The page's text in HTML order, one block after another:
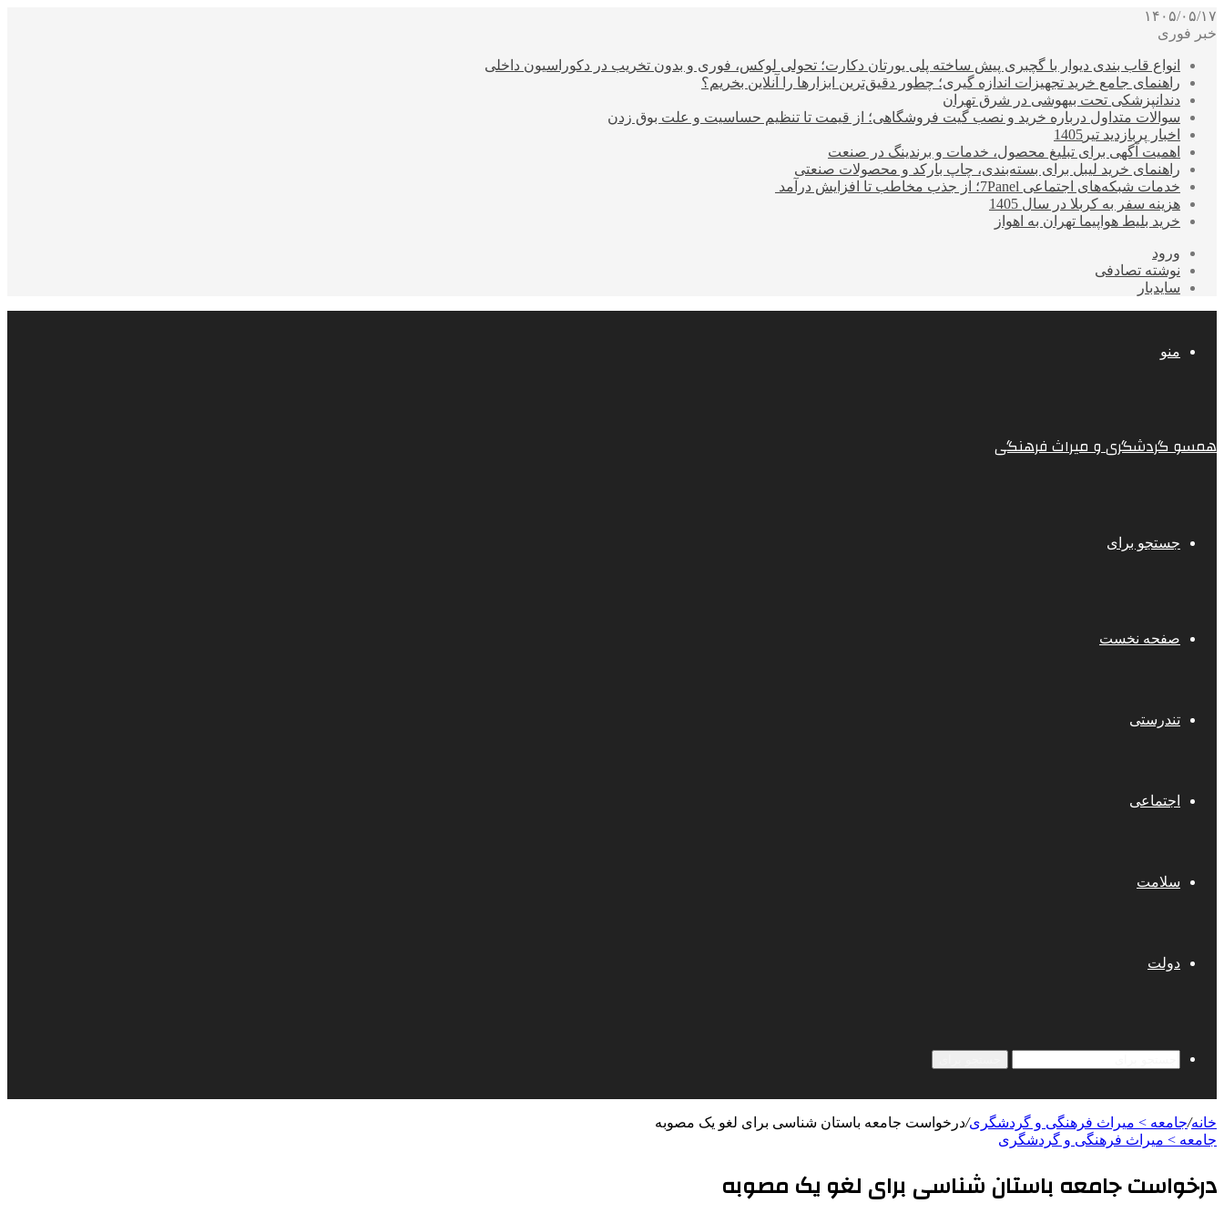
۱۴۰۵/۰۵/۱۷
خبر فوری
انواع قاب بندی دیوار با گچبری پیش ساخته پلی یورتان دکارت؛ تحولی لوکس، فوری و بدون تخریب در دکوراسیون داخلی
راهنمای جامع خرید تجهیزات اندازه گیری؛ چطور دقیق‌ترین ابزارها را آنلاین بخریم؟
دندانپزشکی تحت بیهوشی در شرق تهران
سوالات متداول درباره خرید و نصب گیت فروشگاهی؛ از قیمت تا تنظیم حساسیت و علت بوق زدن
اخبار پربازدید تیر1405
اهمیت آگهی برای تبلیغ محصول، خدمات و برندینگ در صنعت
راهنمای خرید لیبل برای بسته‌بندی، چاپ بارکد و محصولات صنعتی
خدمات شبکه‌های اجتماعی 7Panel؛ از جذب مخاطب تا افزایش درآمد
هزینه سفر به کربلا در سال 1405
خرید بلیط هواپیما تهران به اهواز
ورود
نوشته تصادفی
سایدبار
منو
همسو گردشگری و میراث فرهنگی
جستجو برای
صفحه نخست
تندرستی
اجتماعی
سلامت
دولت
خانه/جامعه > میراث فرهنگی و گردشگری/درخواست جامعه باستان شناسی برای لغو یک مصوبه
جامعه > میراث فرهنگی و گردشگری
درخواست جامعه باستان شناسی برای لغو یک مصوبه